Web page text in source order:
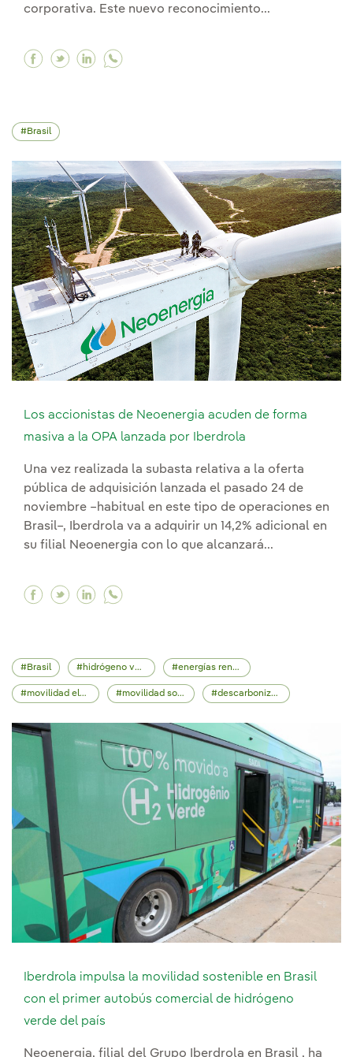
corporativa. Este nuevo reconocimiento...
Facebook Neoenergia renueva la
Twitter Neoenergia renueva la
Linkedin Neoenergia renueva la
Brasil
Los accionistas de Neoenergia acuden de forma
masiva a la OPA lanzada por Iberdrola
Una vez realizada la subasta relativa a la oferta
pública de adquisición lanzada el pasado 24 de
noviembre –habitual en este tipo de operaciones en
Brasil–, Iberdrola va a adquirir un 14,2% adicional en
su filial Neoenergia con lo que alcanzará...
Facebook Los accionistas de Neoenergia
Twitter Los accionistas de Neoenergia
Linkedin Los accionistas de
Brasil hidrógeno verde energías renovables
movilidad eléctrica movilidad sostenible descarbonización
Iberdrola impulsa la movilidad sostenible en Brasil
con el primer autobús comercial de hidrógeno
verde del país
Neoenergia, filial del Grupo Iberdrola en Brasil , ha